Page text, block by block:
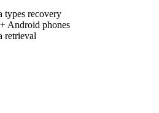
types recovery
Android phones
retrieval